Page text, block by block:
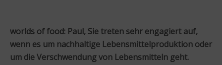
worlds of food: Paul, Sie treten sehr engagiert auf,
wenn es um nachhaltige Lebensmittelproduktion oder
um die Verschwendung von Lebensmitteln geht.